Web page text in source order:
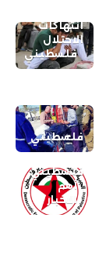
انتهاكات
الاحتلال
فلسطيني
فلسطيني
فلسطيني
أهم
الاخبار